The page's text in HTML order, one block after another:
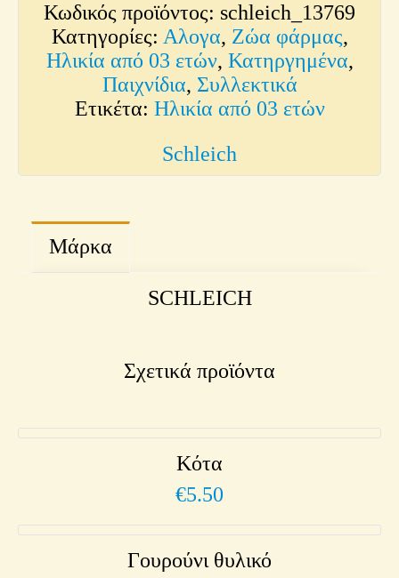
Κωδικός προϊόντος: schleich_13769
Κατηγορίες: Αλογα, Ζώα φάρμας,
Ηλικία από 03 ετών, Κατηργημένα,
Παιχνίδια, Συλλεκτικά
Ετικέτα: Ηλικία από 03 ετών
Schleich
Μάρκα
SCHLEICH
Σχετικά προϊόντα
Κότα
€5.50
Γουρούνι θυλικό